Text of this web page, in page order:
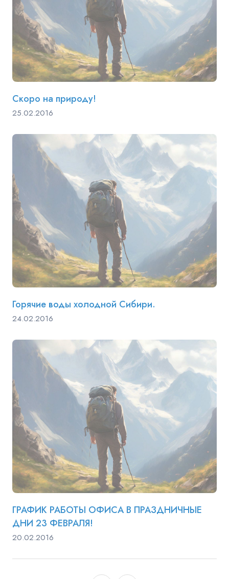
Скоро на природу!
25.02.2016
Горячие воды холодной Сибири.
24.02.2016
ГРАФИК РАБОТЫ ОФИСА В ПРАЗДНИЧНЫЕ
ДНИ 23 ФЕВРАЛЯ!
20.02.2016